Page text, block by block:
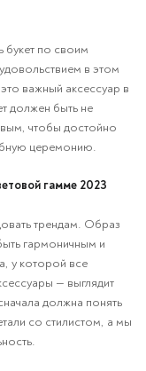
букет по своим
в этом
важный аксессуар в
должен быть не
чтобы достойно
церемонию.
гамме 2023
трендам. Образ
гармоничным и
у которой все
— выглядит
должна понять
со стилистом, а мы